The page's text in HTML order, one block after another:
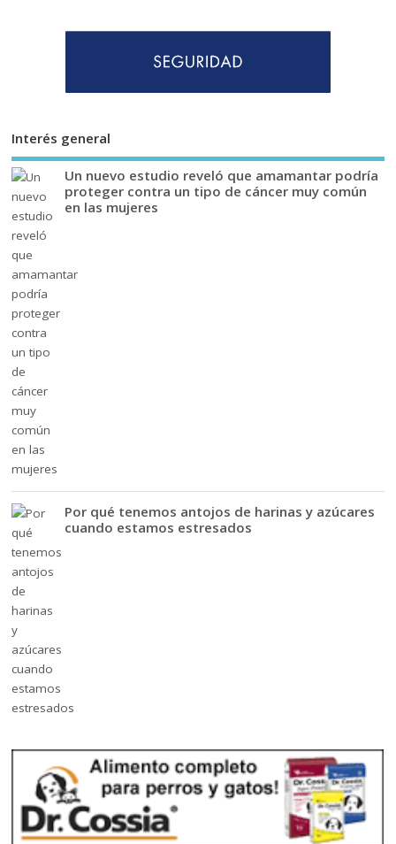
Interés general
Un nuevo estudio reveló que amamantar podría
proteger contra un tipo de cáncer muy común
en las mujeres
Por qué tenemos antojos de harinas y azúcares
cuando estamos estresados